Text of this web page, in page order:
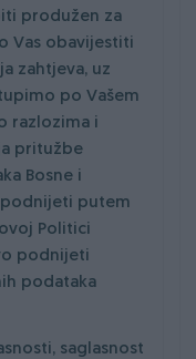
produžen za
Vas obavijestiti
zahtjeva, uz
po Vašem
razlozima i
pritužbe
Bosne i
putem
Politici
podnijeti
podataka
saglasnost